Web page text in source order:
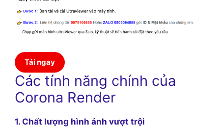
Tải ngay
Các tính năng chính của
Corona Render
1. Chất lượng hình ảnh vượt trội